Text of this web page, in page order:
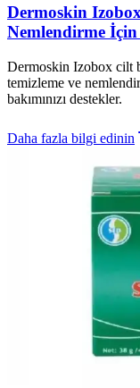
Dermoskin
Nemlendirme
Dermoskin Izobox cilt
temizleme ve
bakımınızı destekler.
Daha fazla bilgi edinin